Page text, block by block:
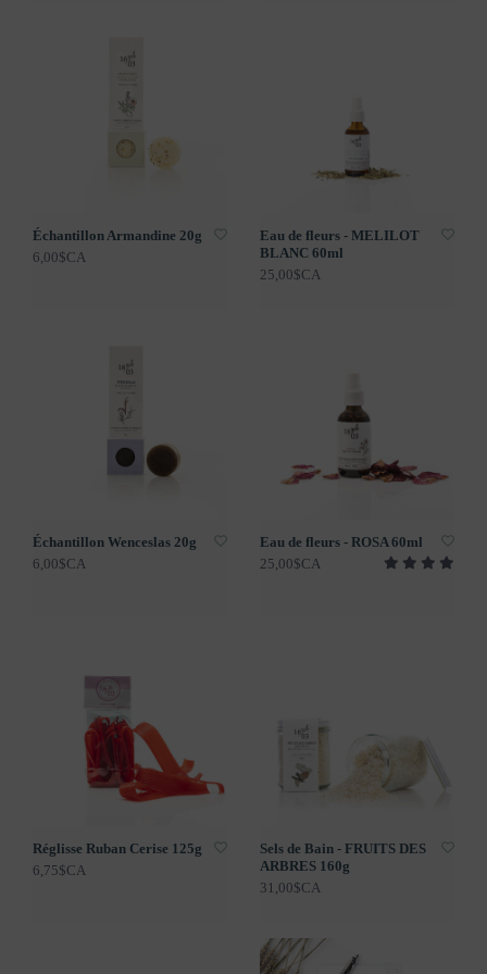
Échantillon Armandine 20g
6,00$CA
Eau de fleurs - MELILOT
BLANC 60ml
25,00$CA
Échantillon Wenceslas 20g
6,00$CA
Eau de fleurs - ROSA 60ml
25,00$CA
Réglisse Ruban Cerise 125g
6,75$CA
Sels de Bain - FRUITS DES
ARBRES 160g
31,00$CA